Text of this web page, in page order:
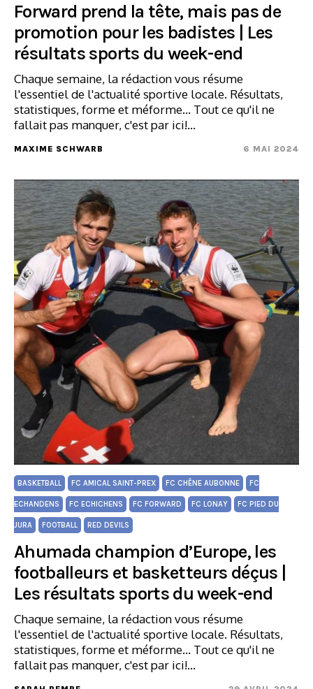
Forward prend la tête, mais pas de
promotion pour les badistes | Les
résultats sports du week-end
Chaque semaine, la rédaction vous résume
l'essentiel de l'actualité sportive locale. Résultats,
statistiques, forme et méforme... Tout ce qu'il ne
fallait pas manquer, c'est par ici!…
MAXIME SCHWARB 6 MAI 2024
BASKETBALL FC AMICAL SAINT-PREX FC CHÊNE AUBONNE FC
ECHANDENS FC ECHICHENS FC FORWARD FC LONAY FC PIED DU
JURA FOOTBALL RED DEVILS
Ahumada champion d’Europe, les
footballeurs et basketteurs déçus |
Les résultats sports du week-end
Chaque semaine, la rédaction vous résume
l'essentiel de l'actualité sportive locale. Résultats,
statistiques, forme et méforme... Tout ce qu'il ne
fallait pas manquer, c'est par ici!…